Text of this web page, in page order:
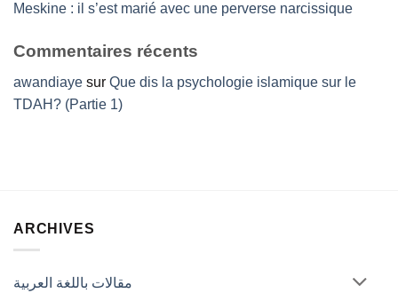
Meskine : il s’est marié avec une perverse narcissique
Commentaires récents
awandiaye sur Que dis la psychologie islamique sur le
TDAH? (Partie 1)
ARCHIVES
مقالات باللغة العربية